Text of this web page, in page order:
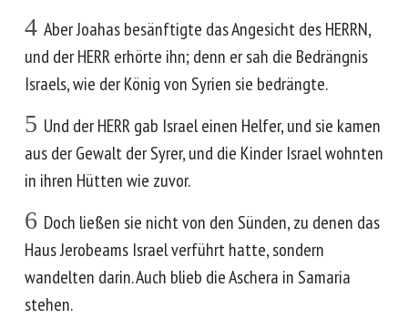
4 Aber Joahas besänftigte das Angesicht des HERRN,
und der HERR erhörte ihn; denn er sah die Bedrängnis
Israels, wie der König von Syrien sie bedrängte.
5 Und der HERR gab Israel einen Helfer, und sie kamen
aus der Gewalt der Syrer, und die Kinder Israel wohnten
in ihren Hütten wie zuvor.
6 Doch ließen sie nicht von den Sünden, zu denen das
Haus Jerobeams Israel verführt hatte, sondern
wandelten darin. Auch blieb die Aschera in Samaria
stehen.